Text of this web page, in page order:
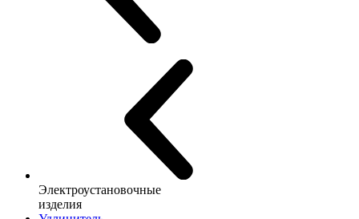
Электроустановочные
изделия